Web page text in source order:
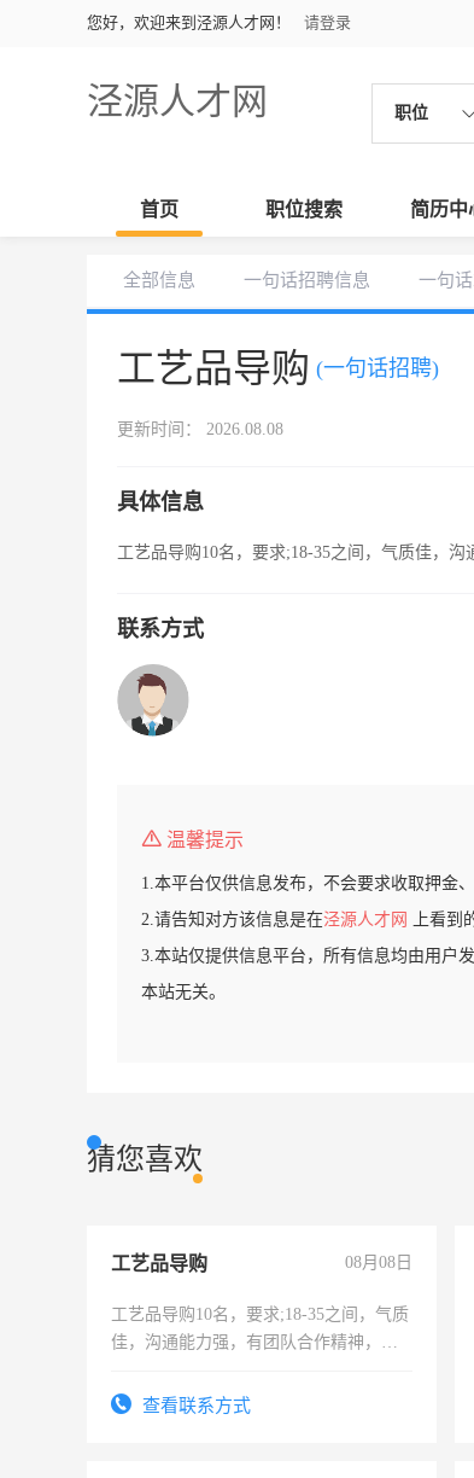
您好，欢迎来到泾源人才网！ 请登录
泾源人才网 职位
首页 职位搜索 简历中
全部信息 一句话招聘信息 一句
工艺品导购 (一句话招聘)
更新时间： 2026.08.08
具体信息
工艺品导购10名，要求;18-35之间，气质佳，
联系方式
温馨提示
1.本平台仅供信息发布，不会要求收取押金
2.请告知对方该信息是在泾源人才网
上看到
3.本站仅提供信息平台，所有信息均由用户
本站无关。
猜您喜欢
工艺品导购 08月08日
工艺品导购10名，要求;18-35之间，气质
佳，沟通能力强，有团队合作精神，有
查看联系方式